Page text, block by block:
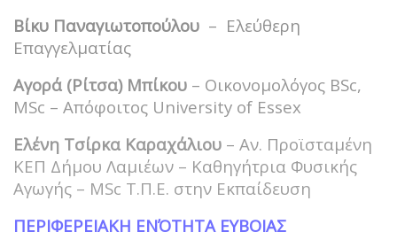
Βίκυ Παναγιωτοπούλου – Ελεύθερη
Επαγγελματίας
Αγορά (Ρίτσα) Μπίκου – Οικονομολόγος BSc,
MSc – Aπόφοιτος University of Essex
Ελένη Τσίρκα Καραχάλιου – Αν. Προϊσταμένη
ΚΕΠ Δήμου Λαμιέων – Καθηγήτρια Φυσικής
Αγωγής – MSc Τ.Π.Ε. στην Εκπαίδευση
ΠΕΡΙΦΕΡΕΙΑΚΗ ΕΝΌΤΗΤΑ ΕΥΒΟΙΑΣ